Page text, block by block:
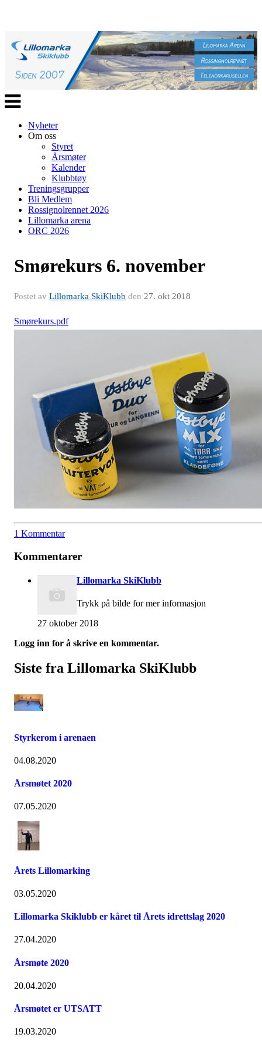
Veksle
navigasjon
Nyheter
Om oss
Styret
Årsmøter
Kalender
Klubbtøy
Treningsgrupper
Bli Medlem
Rossignolrennet 2026
Lillomarka arena
ORC 2026
Smørekurs 6. november
Postet av Lillomarka SkiKlubb den 27. okt 2018
Smørekurs.pdf
1 Kommentar
Kommentarer
Lillomarka SkiKlubb
Trykk på bilde for mer informasjon
27 oktober 2018
Logg inn for å skrive en kommentar.
Siste fra Lillomarka SkiKlubb
Styrkerom i arenaen
04.08.2020
Årsmøtet 2020
07.05.2020
Årets Lillomarking
03.05.2020
Lillomarka Skiklubb er kåret til Årets idrettslag 2020
27.04.2020
Årsmøte 2020
20.04.2020
Årsmøtet er UTSATT
19.03.2020